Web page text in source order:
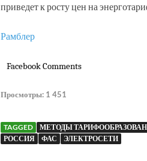
приведет к росту цен на
Рамблер
Facebook Comments
Просмотры: 1 451
TAGGED МЕТОДЫ
РОССИЯ
ФАС ЭЛЕКТРОСЕТИ